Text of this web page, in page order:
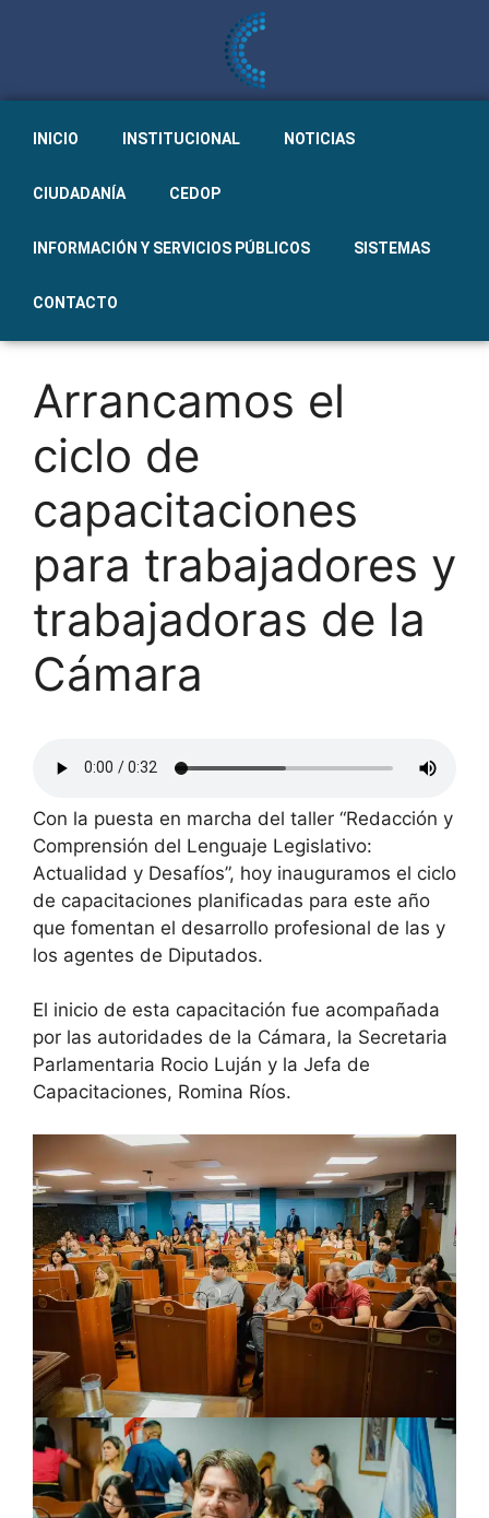
INICIO INSTITUCIONAL NOTICIAS
CIUDADANÍA CEDOP
INFORMACIÓN Y SERVICIOS PÚBLICOS SISTEMAS
CONTACTO
Arrancamos el
ciclo de
capacitaciones
para trabajadores y
trabajadoras de la
Cámara
Con la puesta en marcha del taller “Redacción y
Comprensión del Lenguaje Legislativo:
Actualidad y Desafíos”, hoy inauguramos el ciclo
de capacitaciones planificadas para este año
que fomentan el desarrollo profesional de las y
los agentes de Diputados.
El inicio de esta capacitación fue acompañada
por las autoridades de la Cámara, la Secretaria
Parlamentaria Rocio Luján y la Jefa de
Capacitaciones, Romina Ríos.